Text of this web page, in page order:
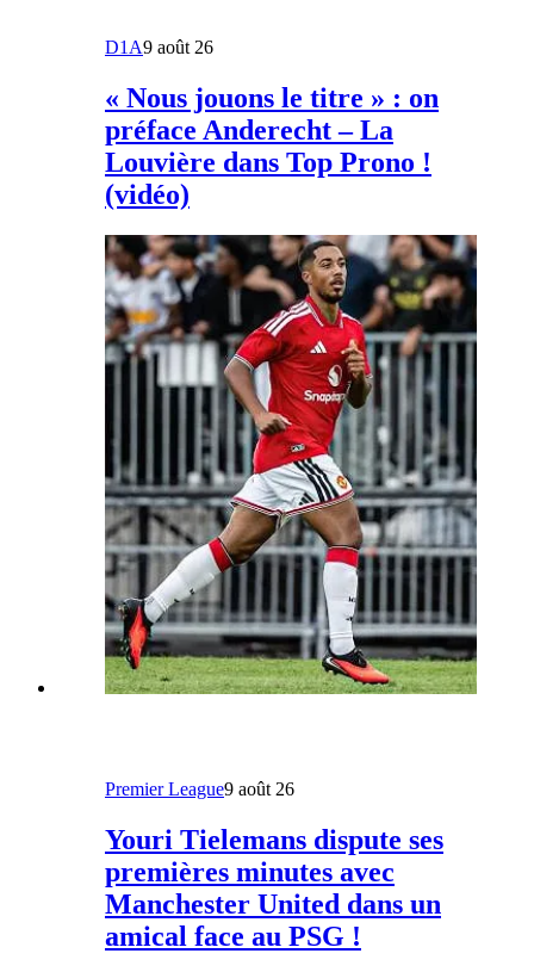
D1A9 août 26
« Nous jouons le titre » : on
préface Anderecht – La
Louvière dans Top Prono !
(vidéo)
Premier League9 août 26
Youri Tielemans dispute ses
premières minutes avec
Manchester United dans un
amical face au PSG !